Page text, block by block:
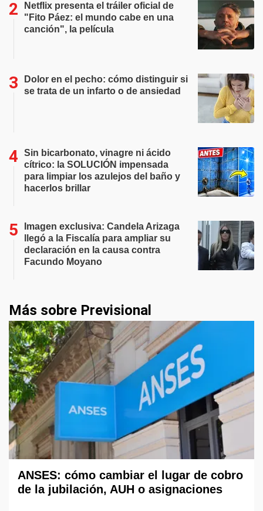
Netflix presenta el tráiler oficial de
"Fito Páez: el mundo cabe en una
canción", la película
Dolor en el pecho: cómo distinguir si
se trata de un infarto o de ansiedad
Sin bicarbonato, vinagre ni ácido
cítrico: la SOLUCIÓN impensada
para limpiar los azulejos del baño y
hacerlos brillar
Imagen exclusiva: Candela Arizaga
llegó a la Fiscalía para ampliar su
declaración en la causa contra
Facundo Moyano
Más sobre Previsional
ANSES: cómo cambiar el lugar de cobro
de la jubilación, AUH o asignaciones